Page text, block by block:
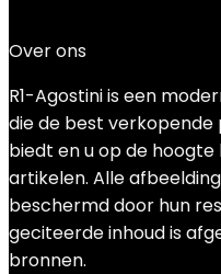
Over ons
R1-Agostini is een
die de best
biedt en u op de hoogte
artikelen. Alle
beschermd door hun
geciteerde inhoud is
bronnen.